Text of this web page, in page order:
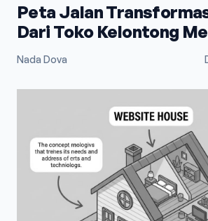
Peta Jalan
Dari Toko Kelontong
Raksasa E-Commerce
Nada Dova